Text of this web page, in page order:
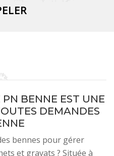
BENNE EST UNE
DEMANDES
bennes pour gérer
et gravats ? Située à